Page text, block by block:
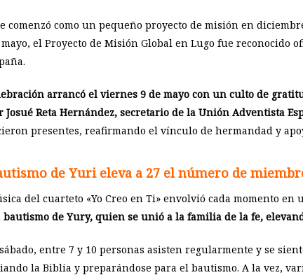
comenzó como un pequeño proyecto de misión en
mayo, el Proyecto de Misión Global en Lugo fue reconocido
arrancó el viernes 9 de mayo con un culto de
Josué Reta Hernández, secretario de la Unión Adventista
presentes, reafirmando el vínculo de hermandad y
de Yuri eleva a 27 el número de
del cuarteto «Yo Creo en Ti» envolvió cada momento
bautismo de Yury, quien se unió a la familia de la fe,
entre 7 y 10 personas asisten regularmente y se
la Biblia y preparándose para el bautismo. A la vez,